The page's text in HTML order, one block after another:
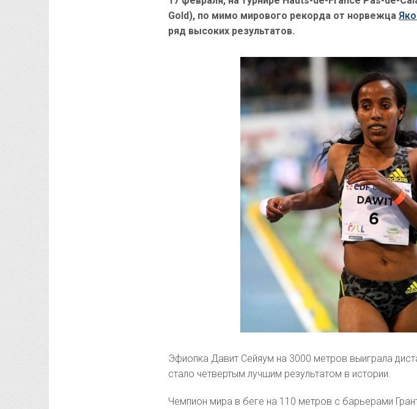
Gold), по мимо мирового рекорда от норвежца
ряд высоких результатов.
Эфиопка Давит Сейяум на 3000 метров выиграла
стало четвертым лучшим результатом в истории.
Чемпион мира в беге на 110 метров с барьерами